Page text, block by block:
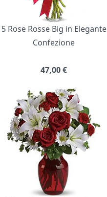
5 Rose Rosse Big in Elegante
Confezione
47,00€